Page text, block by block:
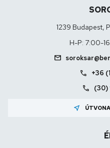
1239 Budapest,
H-P: 7:00-
mail
call +36
call (30)
near_me